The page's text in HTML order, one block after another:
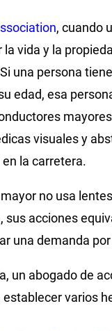
, cuando
vida y la
una persona
edad, esa
visuales y
la carretera.
no usa
sus acciones
una demanda
un abogado de
varios